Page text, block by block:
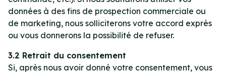
données à des fins de prospection commerciale ou
de marketing, nous solliciterons votre accord exprès
ou vous donnerons la possibilité de refuser.
3.2 Retrait du consentement
Si, après nous avoir donné votre consentement, vous